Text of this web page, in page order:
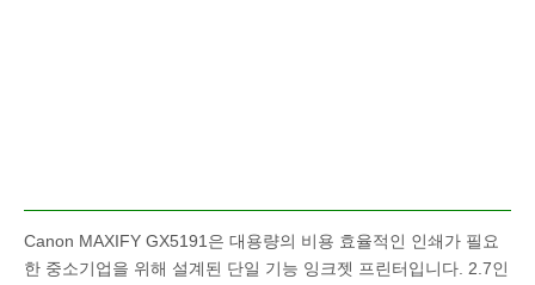
Canon MAXIFY GX5191은 대용량의 비용 효율적인 인쇄가 필요
한 중소기업을 위해 설계된 단일 기능 잉크젯 프린터입니다. 2.7인